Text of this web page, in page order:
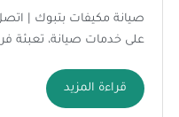
على خدمات صيانة، تعبئة
قراءة المزيد